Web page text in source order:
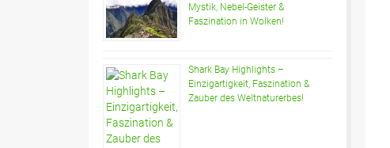
Mystik, Nebel-Geister &
Faszination in Wolken!
Shark Bay Highlights –
Einzigartigkeit, Faszination &
Zauber des Weltnaturerbes!